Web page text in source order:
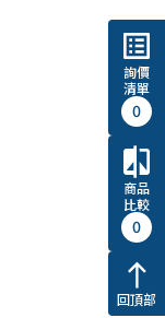
list_alt
詢價
清單
0
compare
商品
比較
0
north
回頂部